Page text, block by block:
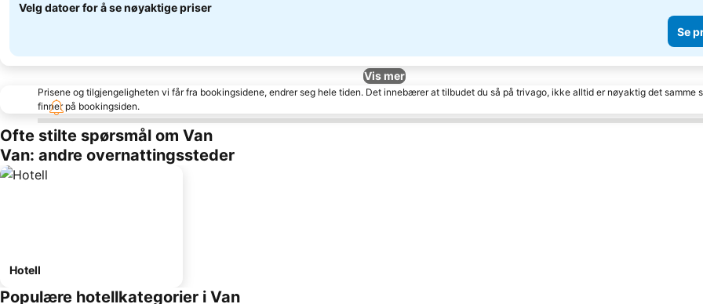
Velg datoer for å se nøyaktige priser
Se
Vis mer
Prisene og tilgjengeligheten vi får fra bookingsidene, endrer seg hele tiden. Det innebærer at tilbudet du så på trivago, ikke alltid er nøyaktig det samme
finner på bookingsiden.
Ofte stilte spørsmål om Van
Van: andre overnattingssteder
Hotell
Populære hotellkategorier i Van